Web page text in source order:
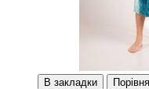
В закладки